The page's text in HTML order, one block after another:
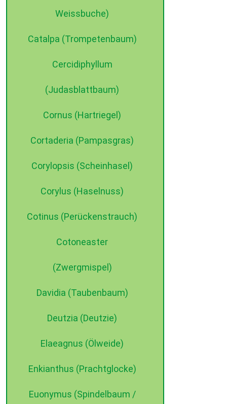
Weissbuche)
Catalpa (Trompetenbaum)
Cercidiphyllum
(Judasblattbaum)
Cornus (Hartriegel)
Cortaderia (Pampasgras)
Corylopsis (Scheinhasel)
Corylus (Haselnuss)
Cotinus (Perückenstrauch)
Cotoneaster
(Zwergmispel)
Davidia (Taubenbaum)
Deutzia (Deutzie)
Elaeagnus (Ölweide)
Enkianthus (Prachtglocke)
Euonymus (Spindelbaum /
©2015 dehne internet